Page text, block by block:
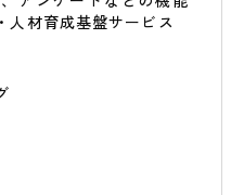
人材育成基盤サービス